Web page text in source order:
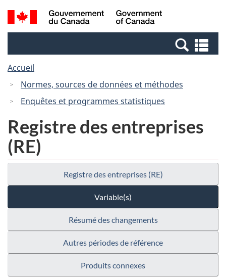
Passer
au
Passer
à
Canada
Recherche
et
et
Accueil
Normes, sources de données et méthodes
Enquêtes et programmes statistiques
Registre des entreprises
(RE)
Registre des entreprises (RE)
Variable(s)
Résumé des changements
Autres périodes de référence
Produits connexes